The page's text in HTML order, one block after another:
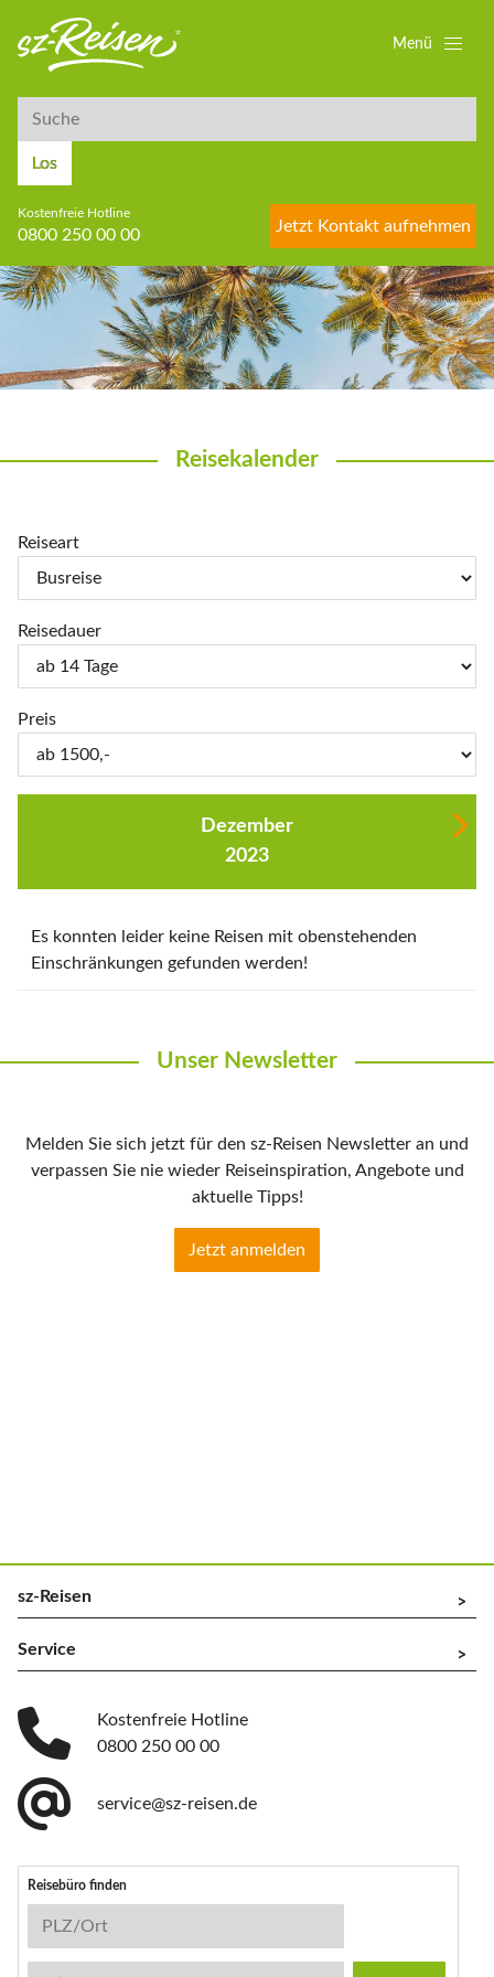
Suche
Los
Kostenfreie Hotline
0800 250 00 00
Jetzt Kontakt aufnehmen
Menü
Reisekalender
Reiseart
Reisedauer
Preis
Dezember
2023
Es konnten leider keine Reisen mit obenstehenden
Einschränkungen gefunden werden!
Unser Newsletter
Melden Sie sich jetzt für den sz-Reisen Newsletter an und
verpassen Sie nie wieder Reiseinspiration, Angebote und
aktuelle Tipps!
Jetzt anmelden
sz-Reisen ^
Service ^
Kostenfreie Hotline
0800 250 00 00
service@sz-reisen.de
Reisebüro finden
Reisebüro-Suche
PLZ/Ort